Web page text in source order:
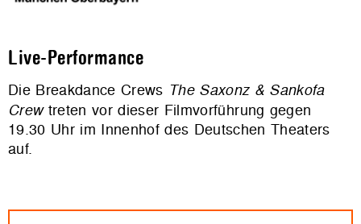
Live-Performance
Die Breakdance Crews The Saxonz & Sankofa
Crewtreten vor dieser Filmvorführung gegen
19.30 Uhr im Innenhof des Deutschen Theaters
auf.